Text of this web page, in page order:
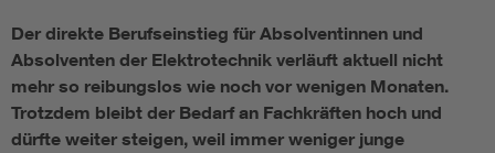
Energy efficiency
Energy storage
Der direkte Berufseinstieg für Absolventinnen und
Absolventen der Elektrotechnik verläuft aktuell nicht
mehr so reibungslos wie noch vor wenigen Monaten.
Trotzdem bleibt der Bedarf an Fachkräften hoch und
dürfte weiter steigen, weil immer weniger junge